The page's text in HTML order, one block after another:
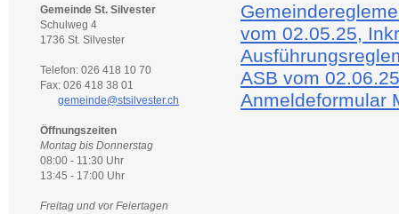
Gemeinde St. Silvester
Schulweg 4
1736 St. Silvester
Telefon: 026 418 10 70
Fax: 026 418 38 01
gemeinde@stsilvester.ch
Öffnungszeiten
Montag bis Donnerstag
08:00 - 11:30 Uhr
13:45 - 17:00 Uhr
Freitag und vor Feiertagen
vom 02.05.25,
ASB vom
Anmeldeformular